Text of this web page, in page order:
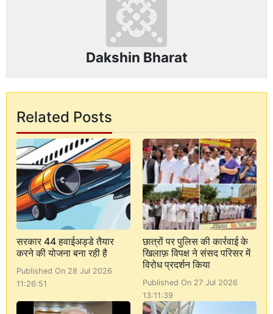
Dakshin Bharat
Related Posts
सरकार 44 हवाईअड्डे तैयार
करने की योजना बना रही है
Published On 28 Jul 2026
11:26:51
छात्रों पर पुलिस की कार्रवाई के
खिलाफ़ विपक्ष ने संसद परिसर में
विरोध प्रदर्शन किया
Published On 27 Jul 2026
13:11:39